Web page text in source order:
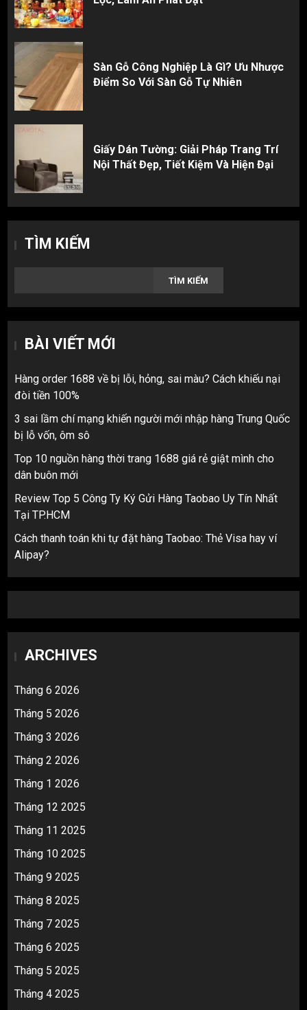
Sàn Gỗ Công Nghiệp Là Gì? Ưu Nhược
Điểm So Với Sàn Gỗ Tự Nhiên
Giấy Dán Tường: Giải Pháp Trang Trí
Nội Thất Đẹp, Tiết Kiệm Và Hiện Đại
TÌM KIẾM
TÌM KIẾM
BÀI VIẾT MỚI
Hàng order 1688 về bị lỗi, hỏng, sai màu? Cách khiếu nại
đòi tiền 100%
3 sai lầm chí mạng khiến người mới nhập hàng Trung Quốc
bị lỗ vốn, ôm sô
Top 10 nguồn hàng thời trang 1688 giá rẻ giật mình cho
dân buôn mới
Review Top 5 Công Ty Ký Gửi Hàng Taobao Uy Tín Nhất
Tại TP.HCM
Cách thanh toán khi tự đặt hàng Taobao: Thẻ Visa hay ví
Alipay?
ARCHIVES
Tháng 6 2026
Tháng 5 2026
Tháng 3 2026
Tháng 2 2026
Tháng 1 2026
Tháng 12 2025
Tháng 11 2025
Tháng 10 2025
Tháng 9 2025
Tháng 8 2025
Tháng 7 2025
Tháng 6 2025
Tháng 5 2025
Tháng 4 2025